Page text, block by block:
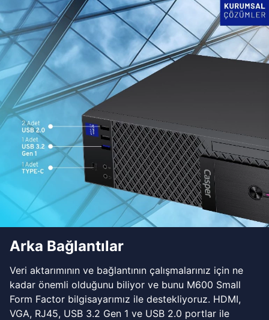
Arka Bağlantılar
Veri aktarımının ve bağlantının çalışmalarınız için ne
kadar önemli olduğunu biliyor ve bunu M600 Small
Form Factor bilgisayarımız ile destekliyoruz. HDMI,
VGA, RJ45, USB 3.2 Gen 1 ve USB 2.0 portlar ile